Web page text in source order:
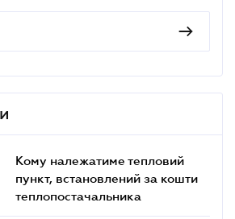
Кому належатиме тепловий
пункт, встановлений за кошти
теплопостачальника